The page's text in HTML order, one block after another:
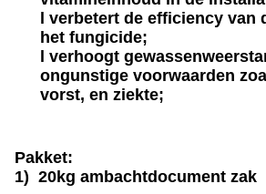
l verbetert de efficiency van
het fungicide;
l verhoogt
ongunstige voorwaarden
vorst, en ziekte;
Pakket:
1) 20kg ambachtdocument zak